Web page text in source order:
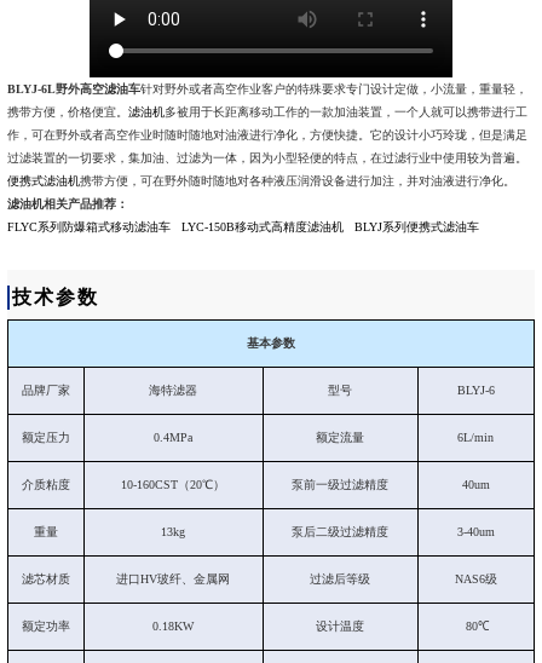
BLYJ-6L野外高空滤油车针对野外或者高空作业客户的特殊要求专门设计定做，小流量，重量轻，
携带方便，价格便宜。 滤油机多被用于长距离移动工作的一款加油装置，一个人就可以携带进行工
作，可在野外或者高空作业时随时随地对油液进行净化，方便快捷。它的设计小巧玲珑，但是满足
过滤装置的一切要求，集加油、过滤为一体，因为小型轻便的特点，在过滤行业中使用较为普遍。
便携式滤油机携带方便，可在野外随时随地对各种液压润滑设备进行加注，并对油液进行净化。
滤油机相关产品推荐：
FLYC系列防爆箱式移动滤油车
LYC-150B移动式高精度滤油机 BLYJ系列便携式滤油车
技术参数
基本参数
品牌厂家 海特滤器 型号 BLYJ-6
额定压力 0.4MPa 额定流量 6L/min
介质粘度 10-160CST（20℃） 泵前一级过滤精度 40um
重量 13kg 泵后二级过滤精度 3-40um
滤芯材质 进口HV玻纤、金属网 过滤后等级 NAS6级
额定功率 0.18KW 设计温度 80℃